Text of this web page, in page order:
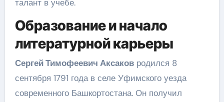
талант в учебе.
Образование и начало
литературной карьеры
Сергей Тимофеевич Аксаковродился 8
сентября 1791 года в селе Уфимского уезда
современного Башкортостана. Он получил